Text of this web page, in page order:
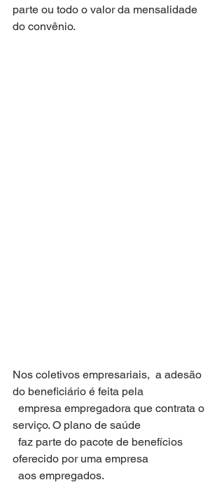
parte ou todo o valor da mensalidade
do convênio.
Nos coletivos empresariais,  a adesão
do beneficiário é feita pela
serviço. O plano de saúde
oferecido por uma empresa
  aos empregados.